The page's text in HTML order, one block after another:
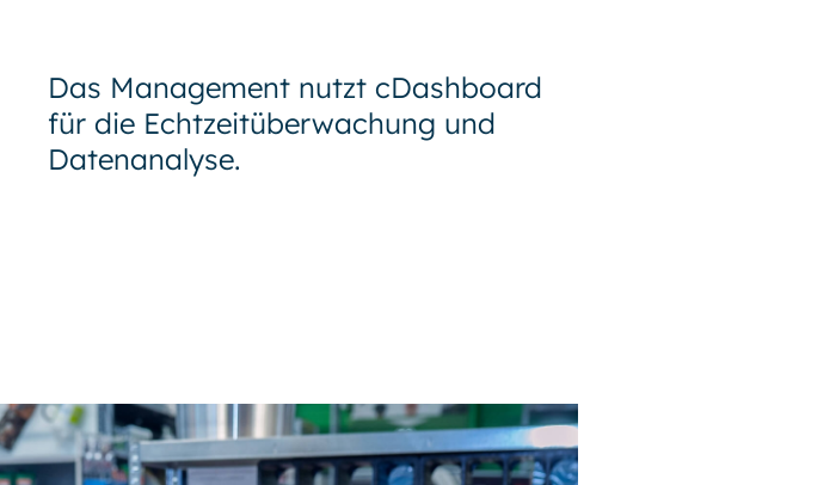
Das Management nutzt cDashboard
für die Echtzeitüberwachung und
Datenanalyse.